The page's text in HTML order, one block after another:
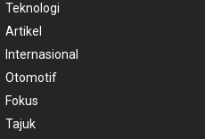
Teknologi
Artikel
Internasional
Otomotif
Fokus
Tajuk